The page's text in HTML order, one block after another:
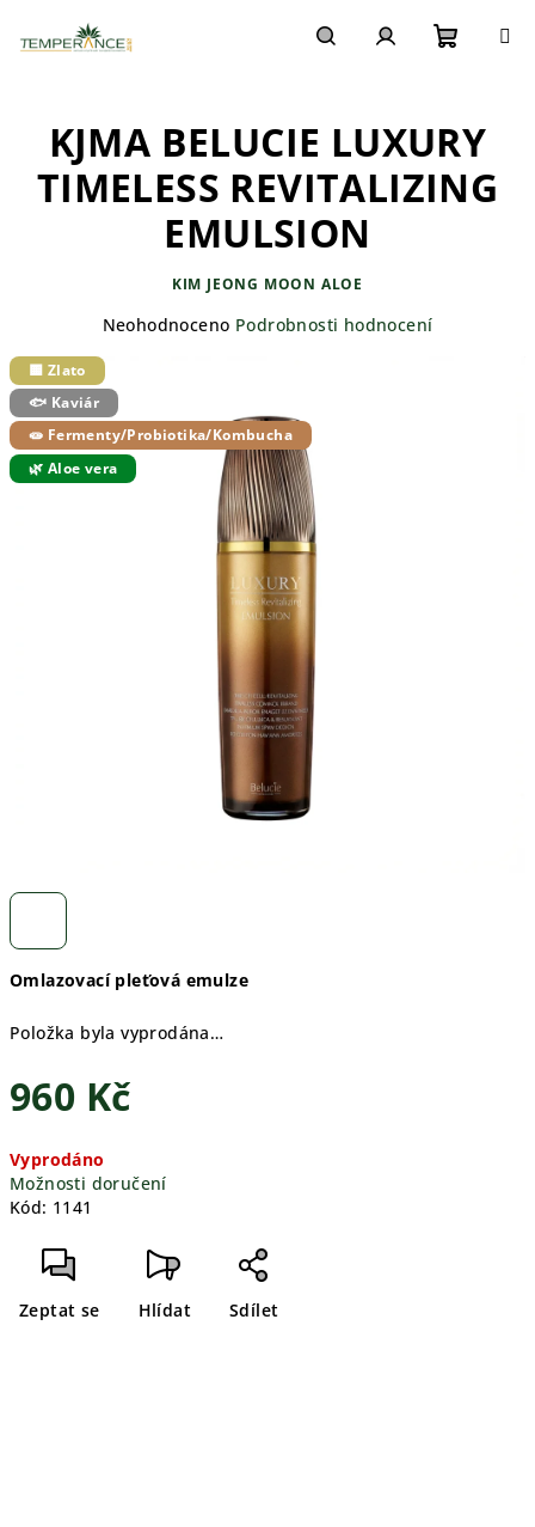
obsah
košík
Omlazovací pleťová emulze
Položka byla vyprodána…
960 Kč
cena:
Vyprodáno
Možnosti doručení
Kód: 1141
Zeptat se Hlídat Sdílet
KJMA BELUCIE LUXURY
TIMELESS REVITALIZING
EMULSION
KIM JEONG MOON ALOE
Průměrné
produktu
je
0,0
z
5
hvězdiček.
Neohodnoceno Podrobnosti hodnocení
🟨 Zlato
🐟 Kaviár
🧫 Fermenty/Probiotika/Kombucha
🌿 Aloe vera